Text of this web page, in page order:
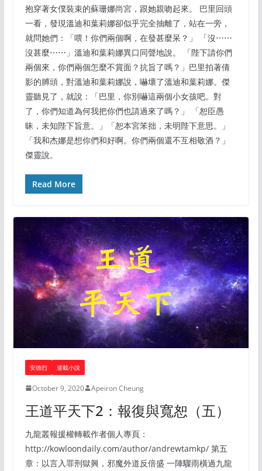
抱穿著女僕裝束的蘇珊娜尚宮，跟她親吻起來。 巴里回頭
一看，發現溫迪和葉莉娜卻似乎完全抽離了，站在一旁，
就問她們：「喂！你們兩個啊，在發甚麼呆？」 「沒⋯⋯
沒甚麼⋯⋯」溫迪和葉莉娜異口同聲地說。 「陛下請你們
兩個來，你們兩個怎麼不賞面？抗旨了嗎？」巴里拍著倩
影的膊頭，對溫迪和葉莉娜說，嚇壞了溫迪和葉莉娜。傑
靈聽見了，就說：「巴里，你別嚇這兩個小女孩吧。對
了，你們知道為何我把你們也請過來了嗎？」 「恕臣愚
昧，未知陛下旨意。」「恕本宮笨拙，未明陛下意思。」
「我和杰娜是想你們和好啊。你們兩個還不互相敬酒？」
傑靈說。
Read More
安德烈 連載小說
October 9, 2020 Apeiron Cheung
王道平天下2：報復與寬恕（五）
九龍叢報援權轉載作者個人專頁：
http://kowloondaily.com/author/andrewtamkp/ 第五
章：以言入罪刑獄興，邪魔外道反倍盛 一陣驟雨橫過九龍